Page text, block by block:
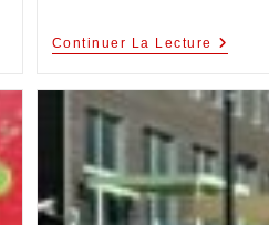
Continuer La Lecture